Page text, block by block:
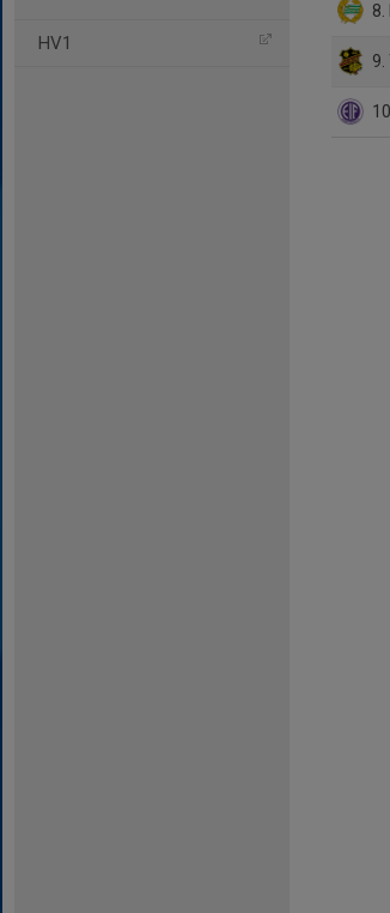
HV1
8.
9.